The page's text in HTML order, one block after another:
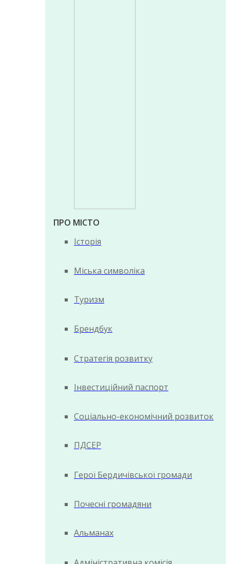
ПРО МІСТО
Історія
Міська символіка
Туризм
Брендбук
Стратегія розвитку
Інвестиційний паспорт
Соціально-економічний розвиток
ПДСЕР
Герої Бердичівської громади
Почесні громадяни
Альманах